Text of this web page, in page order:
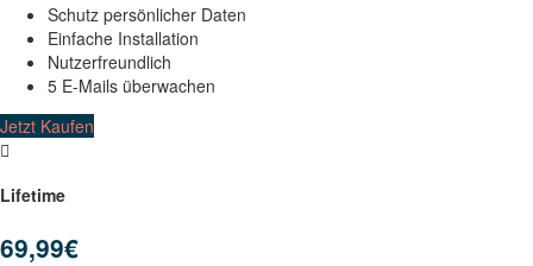
Schutz persönlicher Daten
Einfache Installation
Nutzerfreundlich
5 E-Mails überwachen
Jetzt Kaufen
Lifetime
69,99€